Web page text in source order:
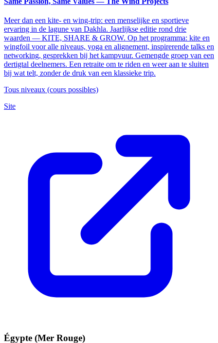
Meer dan een kite- en wing-trip: een menselijke en sportieve
ervaring in de lagune van Dakhla. Jaarlijkse editie rond drie
waarden — KITE, SHARE & GROW. Op het programma: kite en
wingfoil voor alle niveaus, yoga en alignement, inspirerende talks en
networking, gesprekken bij het kampvuur. Gemengde groep van een
dertigtal deelnemers. Een retraite om te riden en weer aan te sluiten
bij wat telt, zonder de druk van een klassieke trip.
Tous niveaux (cours possibles)
Site
Égypte (Mer Rouge)